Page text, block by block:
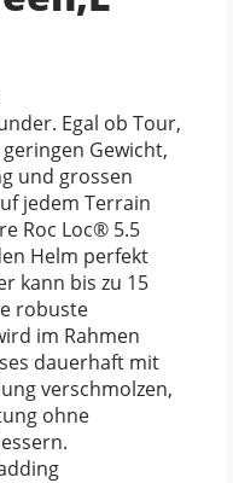
Egal ob Tour,
Gewicht,
und grossen
jedem Terrain
Roc Loc® 5.5
Helm perfekt
kann bis zu 15
robuste
im Rahmen
dauerhaft mit
verschmolzen,
ohne